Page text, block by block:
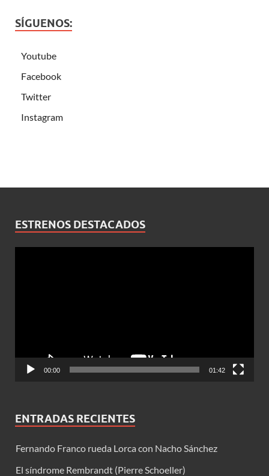
SÍGUENOS:
Youtube
Facebook
Twitter
Instagram
ESTRENOS DESTACADOS
00:00 01:42
ENTRADAS RECIENTES
Fernando Franco rueda Lorca con Nacho Sánchez
El síndrome Rembrandt (Pierre Schoeller)